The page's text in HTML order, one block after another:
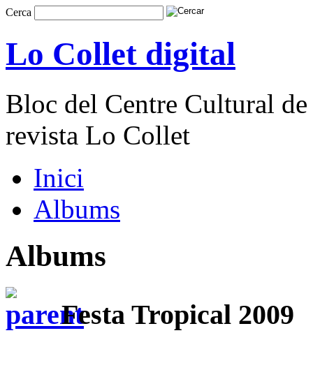
Cerca
Lo Collet digital
Bloc del Centre Cultural
revista Lo Collet
Inici
Albums
Albums
Festa Tropical 2009